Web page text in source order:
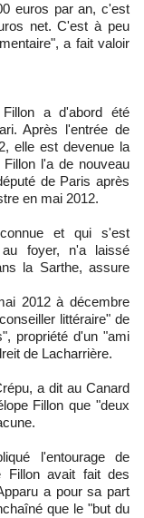
euros par an, c'est
net. C'est à peu
a fait valoir
a d'abord été
Après l'entrée de
elle est devenue la
l'a de nouveau
de Paris après
en mai 2012.
et qui s'est
foyer, n'a laissé
la Sarthe, assure
2012 à décembre
littéraire" de
propriété d'un "ami
de Lacharrière.
a dit au Canard
Fillon que "deux
l'entourage de
Fillon avait fait des
a pour sa part
que le "but du